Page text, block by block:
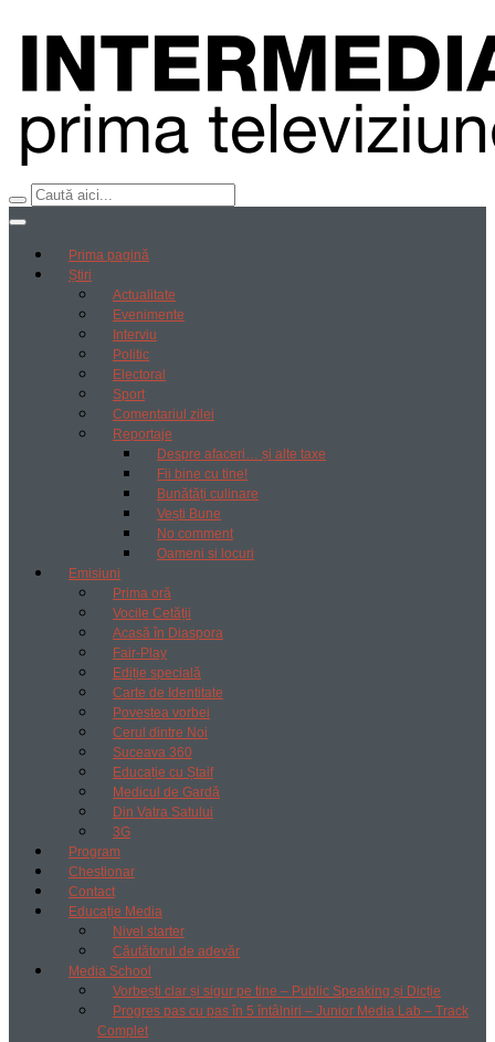
Prima pagină
Știri
Actualitate
Evenimente
Interviu
Politic
Electoral
Sport
Comentariul zilei
Reportaje
Despre afaceri… și alte taxe
Fii bine cu tine!
Bunătăți culinare
Vești Bune
No comment
Oameni si locuri
Emisiuni
Prima oră
Vocile Cetății
Acasă în Diaspora
Fair-Play
Ediție specială
Carte de Identitate
Povestea vorbei
Cerul dintre Noi
Suceava 360
Educație cu Ștaif
Medicul de Gardă
Din Vatra Satului
3G
Program
Chestionar
Contact
Educație Media
Nivel starter
Căutătorul de adevăr
Media School
Vorbești clar și sigur pe tine – Public Speaking și Dicție
Progres pas cu pas în 5 întâlniri – Junior Media Lab – Track
Complet